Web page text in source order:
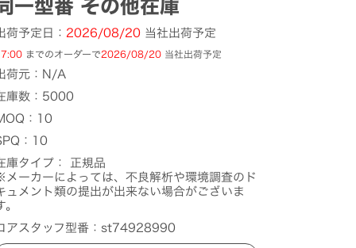
一型番 その他在庫
荷予定日： 2026/08/20当社出荷予定
までのオーダーで2026/08/20当社出荷予定
荷元：N/A
庫数：5000
：10
：10
庫タイプ： 正規品
ーカーによっては、不良解析や環境調査のド
ュメント類の提出が出来ない場合がございま
。
アスタッフ型番：st74928990